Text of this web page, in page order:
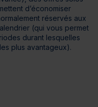
d’économiser
réservés aux
(qui vous permet
durant lesquelles
plus avantageux).